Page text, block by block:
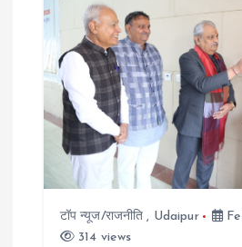
v
g
t
टॉप न्यूज/राजनीति , Udaipur
314 views